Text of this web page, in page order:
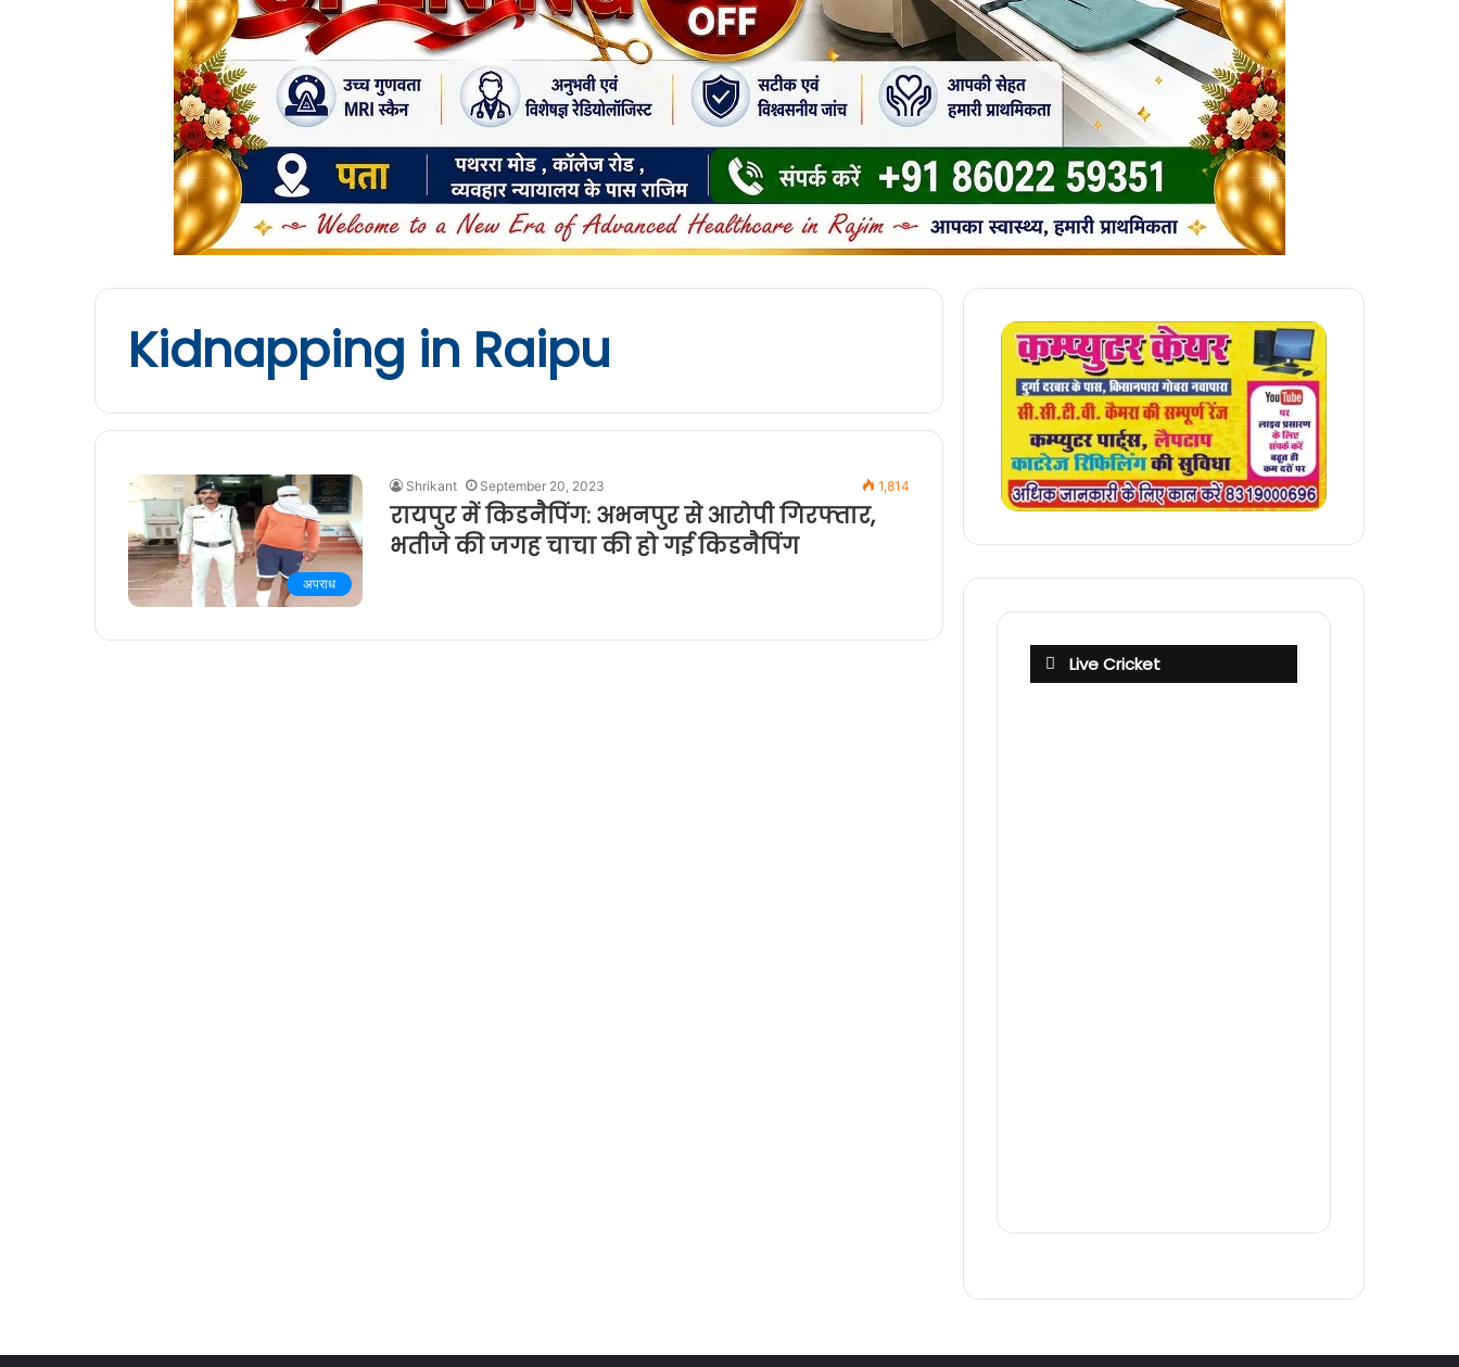
Kidnapping in Raipu
अपराध
Shrikant September 20, 2023 1,814
रायपुर में किडनैपिंग: अभनपुर से आरोपी गिरफ्तार,
भतीजे की जगह चाचा की हो गई किडनैपिंग
Live Cricket